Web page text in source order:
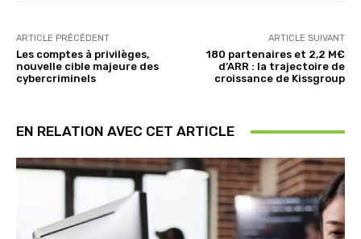
ARTICLE PRÉCÉDENT
Les comptes à privilèges,
nouvelle cible majeure des
cybercriminels
ARTICLE SUIVANT
180 partenaires et 2,2 M€
d’ARR : la trajectoire de
croissance de Kissgroup
EN RELATION AVEC CET ARTICLE